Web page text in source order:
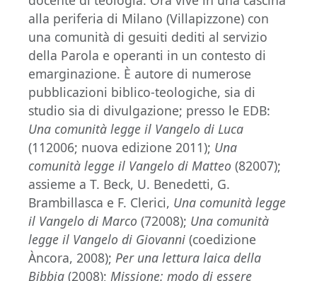
alla periferia di Milano (Villapizzone) con
una comunità di gesuiti dediti al servizio
della Parola e operanti in un contesto di
emarginazione. È autore di numerose
pubblicazioni biblico-teologiche, sia di
studio sia di divulgazione; presso le EDB:
Una comunità legge il Vangelo di Luca
(112006; nuova edizione 2011); Una
comunità legge il Vangelo di Matteo (82007);
assieme a T. Beck, U. Benedetti, G.
Brambillasca e F. Clerici, Una comunità legge
il Vangelo di Marco (72008); Una comunità
legge il Vangelo di Giovanni (coedizione
Àncora, 2008); Per una lettura laica della
Bibbia (2008); Missione: modo di essere